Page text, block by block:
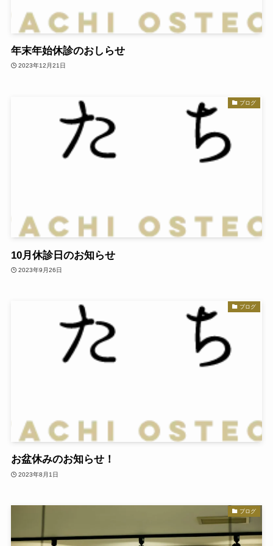
年末年始休診のおしらせ
2023年12月21日
ブログ
10月休診日のお知らせ
2023年9月26日
ブログ
お盆休みのお知らせ！
2023年8月1日
ブログ